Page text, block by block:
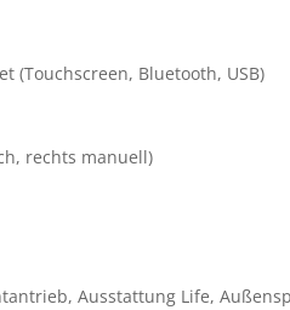
(Touchscreen, Bluetooth, USB)
rechts manuell)
Ausstattung Life,